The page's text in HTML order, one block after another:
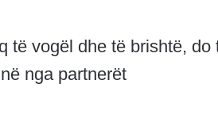
të vogël dhe të brishtë, do
nga partnerët